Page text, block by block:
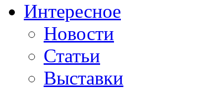
Интересное
Новости
Статьи
Выставки